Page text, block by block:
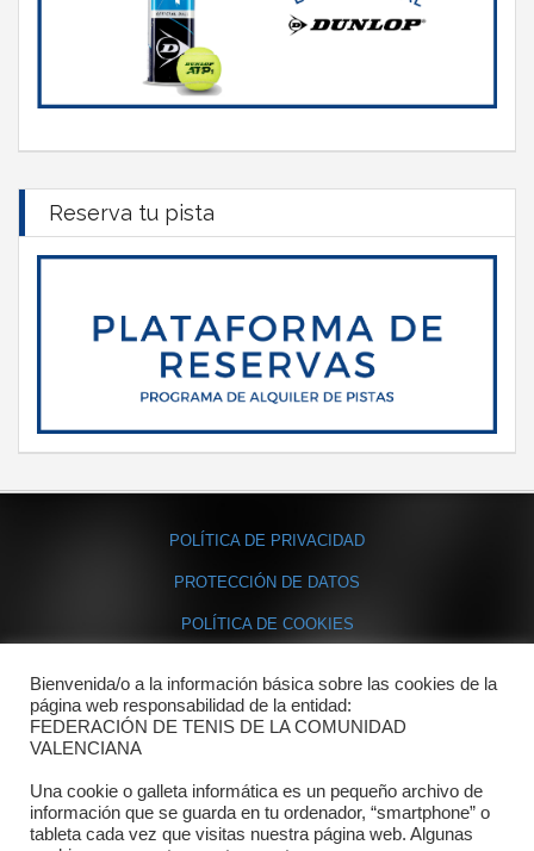
Reserva tu pista
POLÍTICA DE PRIVACIDAD
PROTECCIÓN DE DATOS
POLÍTICA DE COOKIES
Contacto
Dónde estamos
Directorio departamentos
Horario
Bienvenida/o a la información básica sobre las cookies de la
página web responsabilidad de la entidad:
FEDERACIÓN DE TENIS DE LA COMUNIDAD
VALENCIANA
Una cookie o galleta informática es un pequeño archivo de
información que se guarda en tu ordenador, “smartphone” o
tableta cada vez que visitas nuestra página web. Algunas